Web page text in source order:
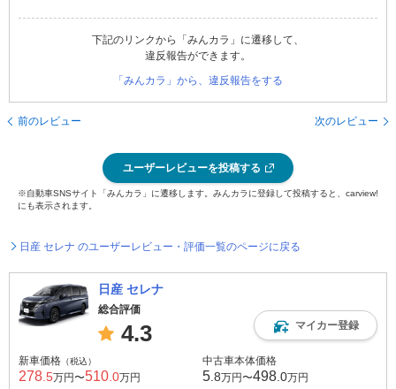
下記のリンクから「みんカラ」に遷移して、
違反報告ができます。
「みんカラ」から、違反報告をする
前のレビュー 次のレビュー
ユーザーレビューを投稿する
※自動車SNSサイト「みんカラ」に遷移します。みんカラに登録して投稿すると、carview!
にも表示されます。
日産 セレナ のユーザーレビュー・評価一覧のページに戻る
日産 セレナ
総合評価
4.3 マイカー登録
新車価格 （税込）
278 .5万円〜510 .0万円
中古車本体価格
5 .8万円〜498 .0万円